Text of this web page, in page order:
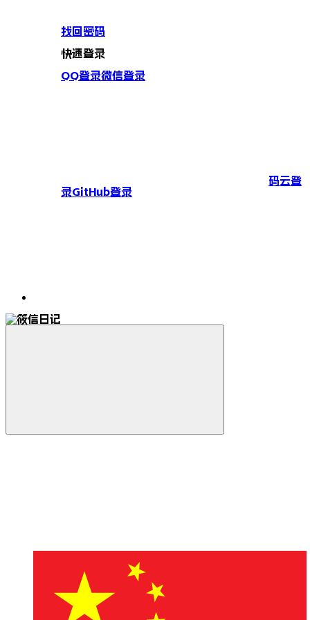
找回密码
快速登录
QQ登录微信登录
码云登
录GitHub登录